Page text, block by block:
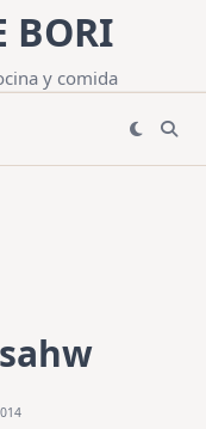
BORI
y comida